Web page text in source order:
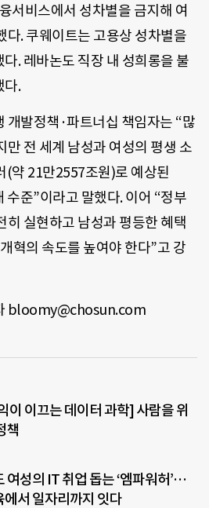
서비스에서 성차별을 금지해 여
다. 쿠웨이트는 고용상 성차별을
. 레바논도 직장 내 성희롱을 불
다.
개발정책·파트너십 책임자는 “많
만 전 세계 남성과 여성의 평생 소
(약 21만2557조원)로 예상된
수준”이라고 말했다. 이어 “정부
히 실현하고 남성과 평등한 혜택
혁의 속도를 높여야 한다”고 강
bloomy@chosun.com
이 이끄는 데이터 과학] 사람을 위
책
여성의 IT 취업 돕는 ‘엠파워허’…
에서 일자리까지 잇다